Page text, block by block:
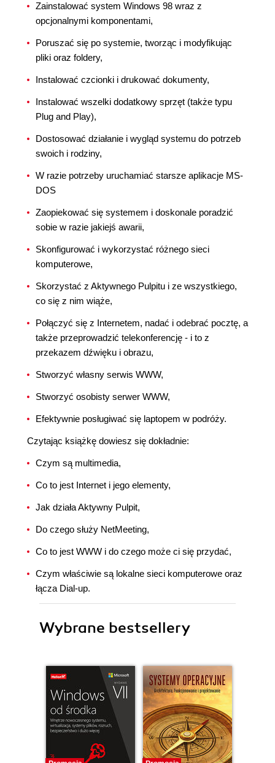
Zainstalować system Windows 98 wraz z
opcjonalnymi komponentami,
Poruszać się po systemie, tworząc i modyfikując
pliki oraz foldery,
Instalować czcionki i drukować dokumenty,
Instalować wszelki dodatkowy sprzęt (także typu
Plug and Play),
Dostosować działanie i wygląd systemu do potrzeb
swoich i rodziny,
W razie potrzeby uruchamiać starsze aplikacje MS-
DOS
Zaopiekować się systemem i doskonale poradzić
sobie w razie jakiejś awarii,
Skonfigurować i wykorzystać różnego sieci
komputerowe,
Skorzystać z Aktywnego Pulpitu i ze wszystkiego,
co się z nim wiąże,
Połączyć się z Internetem, nadać i odebrać pocztę, a
także przeprowadzić telekonferencję - i to z
przekazem dźwięku i obrazu,
Stworzyć własny serwis WWW,
Stworzyć osobisty serwer WWW,
Efektywnie posługiwać się laptopem w podróży.
Czytając książkę dowiesz się dokładnie:
Czym są multimedia,
Co to jest Internet i jego elementy,
Jak działa Aktywny Pulpit,
Do czego służy NetMeeting,
Co to jest WWW i do czego może ci się przydać,
Czym właściwie są lokalne sieci komputerowe oraz
łącza Dial-up.
Wybrane bestsellery